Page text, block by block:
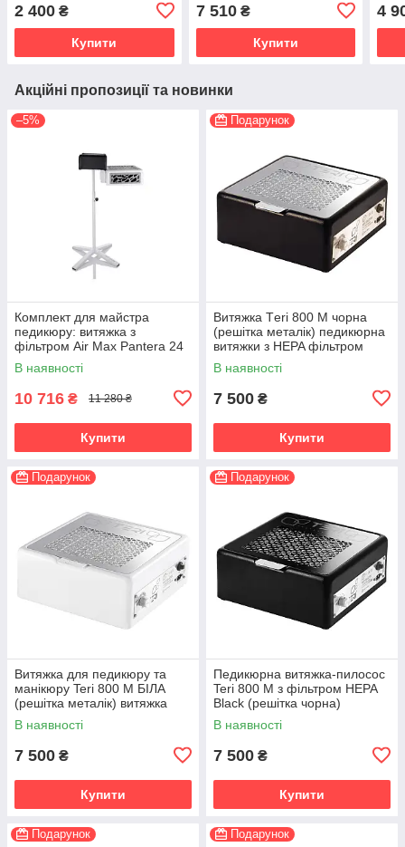
2 400 ₴
Купити
педикюрна
7 510₴
Купити
4
Акційні пропозиції та новинки
–5%
Комплект для майстра
педикюру: витяжка з
фільтром Air Max Pantera 24
з педикюрною підставкою +
кріплення
В наявності
10 716 ₴ 11 280 ₴
Купити
Подарунок
Витяжка Тeri 800 М чорна
(решітка металік) педикюрна
витяжки з HEPA фільтром
В наявності
7 500 ₴
Купити
Подарунок
Витяжка для педикюру та
манікюру Teri 800 М БІЛА
(решітка металік) витяжка
з HEPA фільтром
В наявності
7 500 ₴
Купити
Подарунок
Педикюрна витяжка-пилосос
Teri 800 М з фільтром HEPA
Black (решітка чорна)
В наявності
7 500 ₴
Купити
Подарунок Подарунок